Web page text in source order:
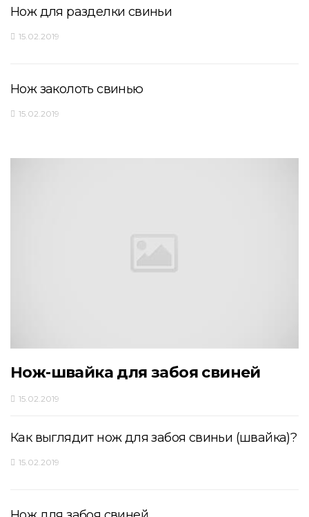
Нож для разделки свиньи
15.02.2019
Нож заколоть свинью
15.02.2019
Нож-швайка для забоя свиней
15.02.2019
Как выглядит нож для забоя свиньи (швайка)?
15.02.2019